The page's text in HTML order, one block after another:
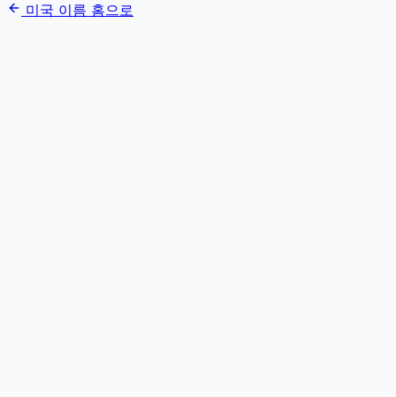
미국 이름 홈으로